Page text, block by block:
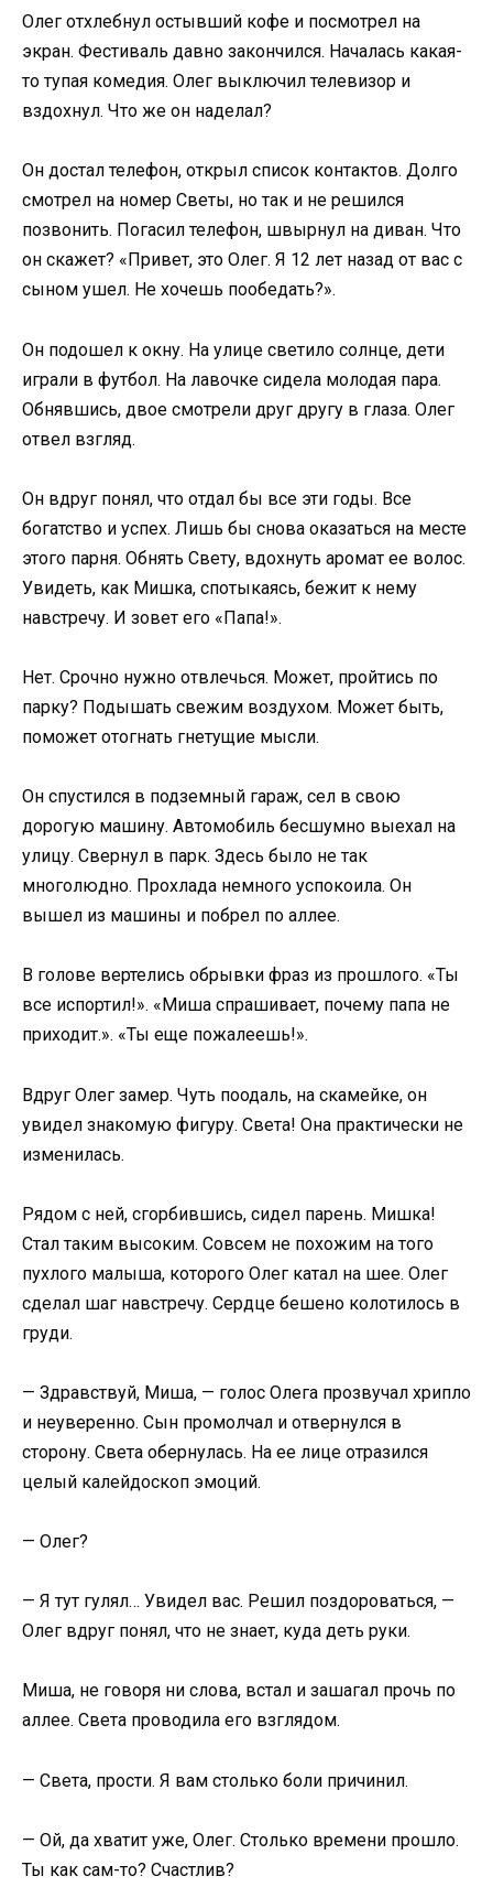
Олег отхлебнул остывший кофе и посмотрел на
экран. Фестиваль давно закончился. Началась какая-
то тупая комедия. Олег выключил телевизор и
вздохнул. Что же он наделал?
Он достал телефон, открыл список контактов. Долго
смотрел на номер Светы, но так и не решился
позвонить. Погасил телефон, швырнул на диван. Что
он скажет? «Привет, это Олег. Я 12 лет назад от вас с
сыном ушел. Не хочешь пообедать?».
Он подошел к окну. На улице светило солнце, дети
играли в футбол. На лавочке сидела молодая пара.
Обнявшись, двое смотрели друг другу в глаза. Олег
отвел взгляд.
Он вдруг понял, что отдал бы все эти годы. Все
богатство и успех. Лишь бы снова оказаться на месте
этого парня. Обнять Свету, вдохнуть аромат ее волос.
Увидеть, как Мишка, спотыкаясь, бежит к нему
навстречу. И зовет его «Папа!».
Нет. Срочно нужно отвлечься. Может, пройтись по
парку? Подышать свежим воздухом. Может быть,
поможет отогнать гнетущие мысли.
Он спустился в подземный гараж, сел в свою
дорогую машину. Автомобиль бесшумно выехал на
улицу. Свернул в парк. Здесь было не так
многолюдно. Прохлада немного успокоила. Он
вышел из машины и побрел по аллее.
В голове вертелись обрывки фраз из прошлого. «Ты
все испортил!». «Миша спрашивает, почему папа не
приходит.». «Ты еще пожалеешь!».
Вдруг Олег замер. Чуть поодаль, на скамейке, он
увидел знакомую фигуру. Света! Она практически не
изменилась.
Рядом с ней, сгорбившись, сидел парень. Мишка!
Стал таким высоким. Совсем не похожим на того
пухлого малыша, которого Олег катал на шее. Олег
сделал шаг навстречу. Сердце бешено колотилось в
груди.
— Здравствуй, Миша, — голос Олега прозвучал хрипло
и неуверенно. Сын промолчал и отвернулся в
сторону. Света обернулась. На ее лице отразился
целый калейдоскоп эмоций.
— Олег?
— Я тут гулял… Увидел вас. Решил поздороваться, —
Олег вдруг понял, что не знает, куда деть руки.
Миша, не говоря ни слова, встал и зашагал прочь по
аллее. Света проводила его взглядом.
— Света, прости. Я вам столько боли причинил.
— Ой, да хватит уже, Олег. Столько времени прошло.
Ты как сам-то? Счастлив?